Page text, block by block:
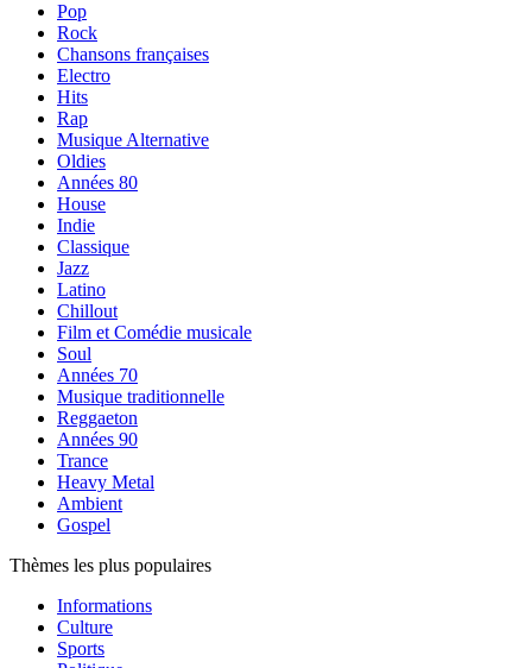
Pop
Rock
Chansons françaises
Electro
Hits
Rap
Musique Alternative
Oldies
Années 80
House
Indie
Classique
Jazz
Latino
Chillout
Film et Comédie musicale
Soul
Années 70
Musique traditionnelle
Reggaeton
Années 90
Trance
Heavy Metal
Ambient
Gospel
Thèmes les plus populaires
Informations
Culture
Sports